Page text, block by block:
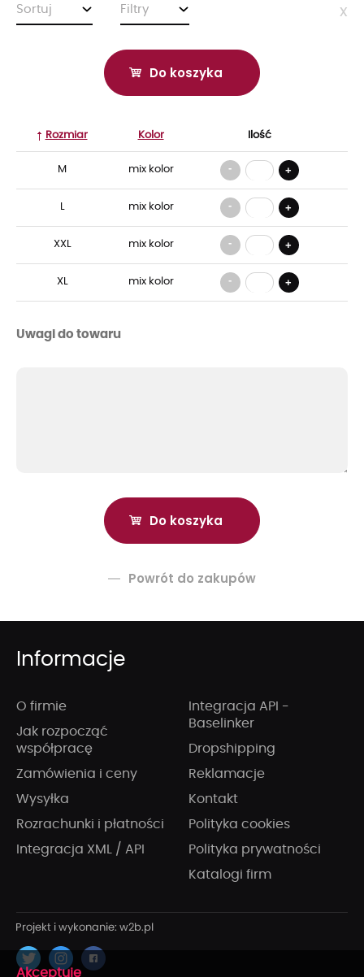
Sortuj Filtry x
Do koszyka
Rozmiar Kolor Ilość
M mix kolor - +
L mix kolor - +
XXL mix kolor - +
XL mix kolor - +
Uwagi do towaru
Powrót do zakupów
Informacje
O firmie
Jak rozpocząć
współpracę
Zamówienia i ceny
Wysyłka
Rozrachunki i płatności
Integracja XML / API
Integracja API -
Baselinker
Dropshipping
Reklamacje
Kontakt
Polityka cookies
Polityka prywatności
Katalogi firm
x